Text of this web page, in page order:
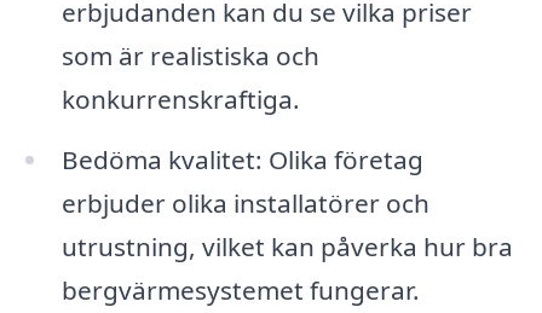
erbjudanden kan du se vilka priser
som är realistiska och
konkurrenskraftiga.
Bedöma kvalitet: Olika företag
erbjuder olika installatörer och
utrustning, vilket kan påverka hur bra
bergvärmesystemet fungerar.